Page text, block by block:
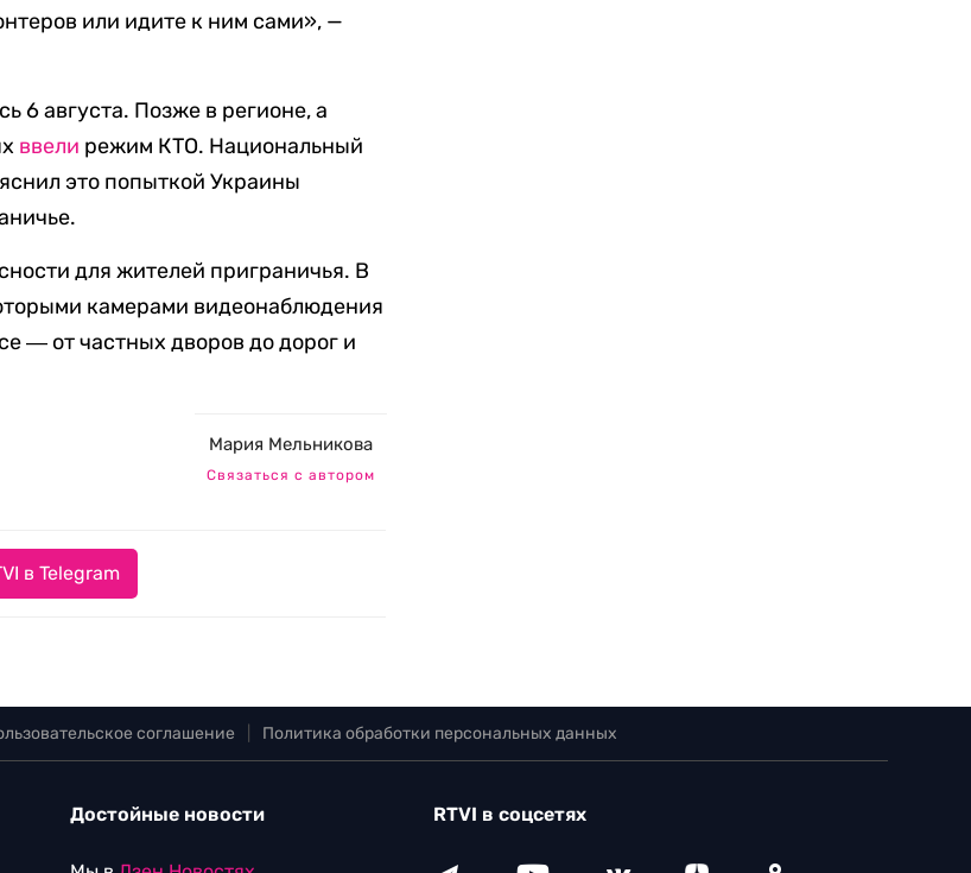
или идите к ним сами», —
6 августа. Позже в регионе, а
ввели режим КТО. Национальный
это попыткой Украины
для жителей приграничья. В
камерами видеонаблюдения
― от частных дворов до дорог и
Мария Мельникова
Связаться с автором
в Telegram
соглашение Политика обработки персональных данных
Достойные новости RTVI в соцсетях